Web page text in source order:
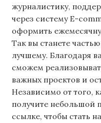
журналистику,
через систему E-
оформить
Так вы станете
лучшему. Благодаря
сможем
важных проектов и
Независимо от того,
получите небольшой
ссылке, чтобы стать